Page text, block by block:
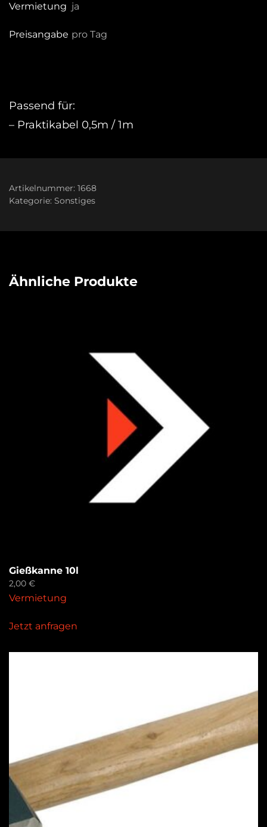
Vermietung ja
Preisangabe pro Tag
Passend für:
– Praktikabel 0,5m / 1m
Artikelnummer: 1668
Kategorie: Sonstiges
Ähnliche Produkte
Gießkanne 10l
2,00 €
Vermietung
Jetzt anfragen